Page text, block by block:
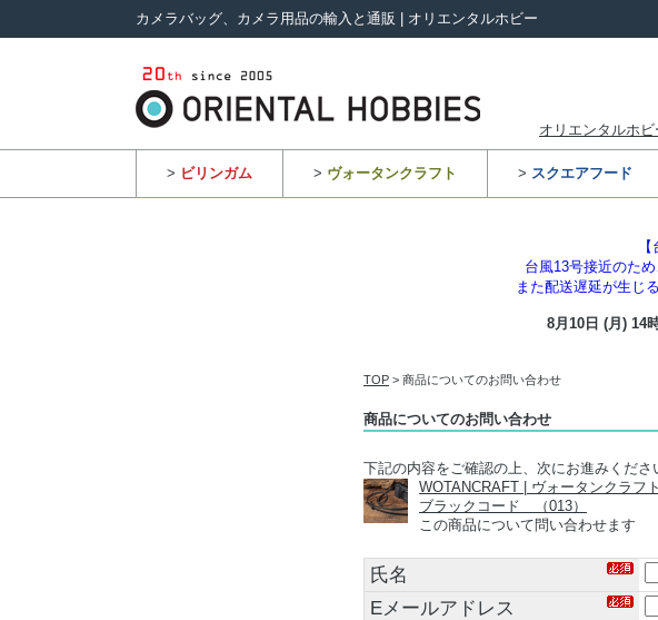
カメラバッグ、カメラ用品の輸入と通販 | オリエンタルホビー
オリエンタルホビ
> ビリンガム > ヴォータンクラフト > スクエアフード
台風13号接近のた
また配送遅延が生じ
8月10日 (月) 14
TOP > 商品についてのお問い合わせ
商品についてのお問い合わせ
下記の内容をご確認の上、次にお進みくださ
WOTANCRAFT | ヴォータンクラフ
ブラックコード （013）
この商品について問い合わせます
氏名
Eメールアドレス